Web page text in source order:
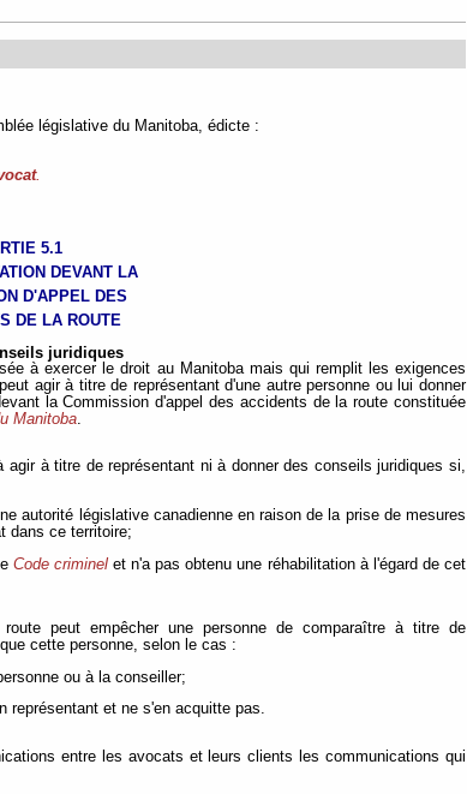
législative du Manitoba, édicte :
.
5.1
DEVANT LA
D'APPEL DES
DE LA ROUTE
juridiques
à exercer le droit au Manitoba mais qui remplit les exigences
agir à titre de représentant d'une autre personne ou lui donner
la Commission d'appel des accidents de la route constituée
Manitoba.
agir à titre de représentant ni à donner des conseils juridiques si,
autorité législative canadienne en raison de la prise de mesures
dans ce territoire;
Code criminelet n'a pas obtenu une réhabilitation à l'égard de cet
peut empêcher une personne de comparaître à titre de
cette personne, selon le cas :
ou à la conseiller;
représentant et ne s'en acquitte pas.
entre les avocats et leurs clients les communications qui